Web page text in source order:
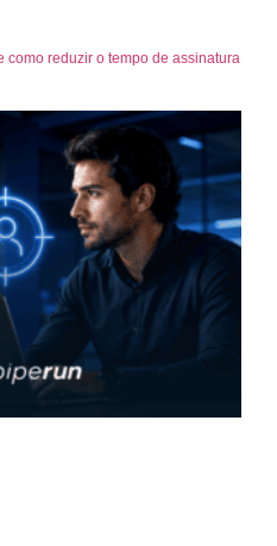
como reduzir o tempo de assinatura